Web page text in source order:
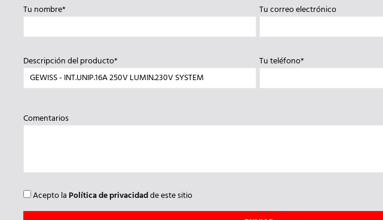
Tu nombre*
Tu correo electrónico
Descripción del producto* Tu teléfono*
Comentarios
Acepto la Política de privacidadde este sitio